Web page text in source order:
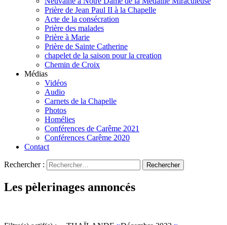
Prière de Jean Paul II à la Chapelle
Acte de la consécration
Prière des malades
Prière à Marie
Prière de Sainte Catherine
chapelet de la saison pour la creation
Chemin de Croix
Médias
Vidéos
Audio
Carnets de la Chapelle
Photos
Homélies
Conférences de Carême 2021
Conférences Carême 2020
Contact
Rechercher :
Les pèlerinages annoncés